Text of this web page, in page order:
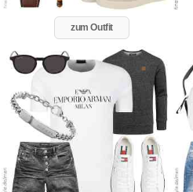
zum Outfit